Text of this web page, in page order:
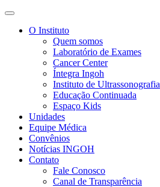
O Instituto
Quem somos
Laboratório de Exames
Cancer Center
Íntegra Ingoh
Instituto de Ultrassonografia
Educação Continuada
Espaço Kids
Unidades
Equipe Médica
Convênios
Notícias INGOH
Contato
Fale Conosco
Canal de Transparência